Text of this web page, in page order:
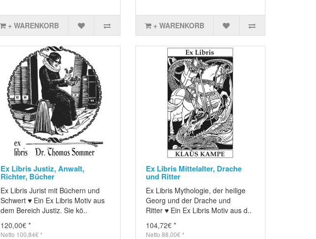
+ WARENKORB + WARENKORB
Ex Libris Justiz, Anwalt,
Richter, Bücher
Ex Libris Jurist mit Büchern und
Schwert ♥ Ein Ex Libris Motiv aus
dem Bereich Justiz. Sie kö..
120,00€ *
Netto 100,84€ *
Ex Libris Mittelalter, Drache
und Ritter
Ex Libris Mythologie, der heilige
Georg und der Drache und
Ritter ♥ Ein Ex Libris Motiv aus d..
104,72€ *
Netto 88,00€ *